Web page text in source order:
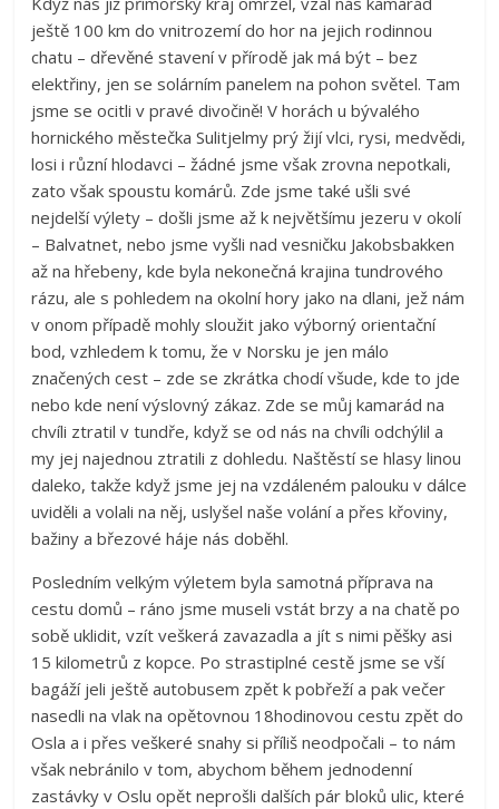
ještě 100 km do vnitrozemí do hor na jejich rodinnou
chatu – dřevěné stavení v přírodě jak má být – bez
elektřiny, jen se solárním panelem na pohon světel. Tam
jsme se ocitli v pravé divočině! V horách u bývalého
hornického městečka Sulitjelmy prý žijí vlci, rysi, medvědi,
losi i různí hlodavci – žádné jsme však zrovna nepotkali,
zato však spoustu komárů. Zde jsme také ušli své
nejdelší výlety – došli jsme až k největšímu jezeru v okolí
– Balvatnet, nebo jsme vyšli nad vesničku Jakobsbakken
až na hřebeny, kde byla nekonečná krajina tundrového
rázu, ale s pohledem na okolní hory jako na dlani, jež nám
v onom případě mohly sloužit jako výborný orientační
bod, vzhledem k tomu, že v Norsku je jen málo
značených cest – zde se zkrátka chodí všude, kde to jde
nebo kde není výslovný zákaz. Zde se můj kamarád na
chvíli ztratil v tundře, když se od nás na chvíli odchýlil a
my jej najednou ztratili z dohledu. Naštěstí se hlasy linou
daleko, takže když jsme jej na vzdáleném palouku v dálce
uviděli a volali na něj, uslyšel naše volání a přes křoviny,
bažiny a březové háje nás doběhl.
Posledním velkým výletem byla samotná příprava na
cestu domů – ráno jsme museli vstát brzy a na chatě po
sobě uklidit, vzít veškerá zavazadla a jít s nimi pěšky asi
15 kilometrů z kopce. Po strastiplné cestě jsme se vší
bagáží jeli ještě autobusem zpět k pobřeží a pak večer
nasedli na vlak na opětovnou 18hodinovou cestu zpět do
Osla a i přes veškeré snahy si příliš neodpočali – to nám
však nebránilo v tom, abychom během jednodenní
zastávky v Oslu opět neprošli dalších pár bloků ulic, které